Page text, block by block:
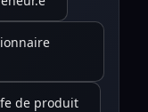
de produit